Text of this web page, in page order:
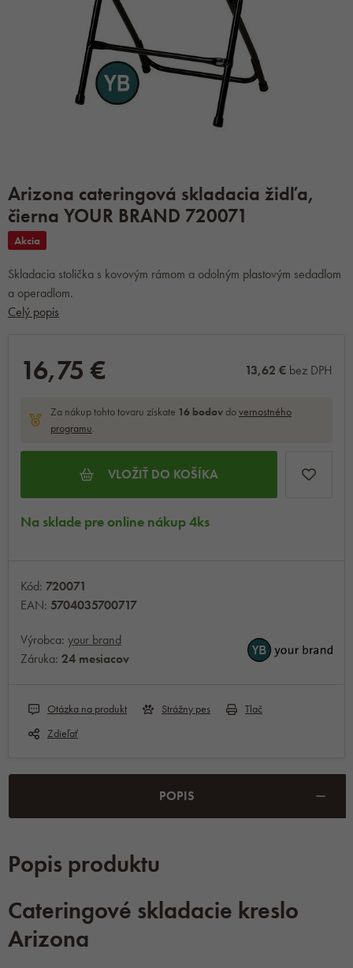
Arizona cateringová skladacia židľa,
čierna YOUR BRAND 720071
Akcia
Skladacia stolička s kovovým rámom a odolným plastovým sedadlom
a operadlom.
Celý popis
16,75 € 13,62 € bez DPH
Za nákup tohto tovaru získate 16 bodov dovernostného
programu.
VLOŽIŤ DO KOŠÍKA
Na sklade pre online nákup 4ks
Kód: 720071
EAN: 5704035700717
Výrobca: your brand
Záruka: 24 mesiacov
Otázka na produkt Strážny pes
Tlač
Zdieľať
POPIS
Popis produktu
Cateringové skladacie kreslo
Arizona